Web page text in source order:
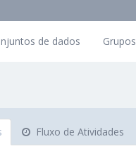
de dados Grupos
Fluxo de Atividades